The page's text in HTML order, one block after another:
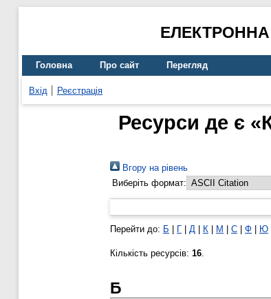
Головна Про сайт Перегляд
Вхід Реєстрація
Ресурси де є
Вгору на рівень
Виберіть формат:
Перейти до: Б Г Д К М С Ф Ю
Кількість ресурсів: 16.
Б